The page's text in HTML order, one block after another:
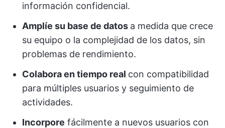
información confidencial.
Amplíe su base de datos a medida que crece
su equipo o la complejidad de los datos, sin
problemas de rendimiento.
Colabora en tiempo real con compatibilidad
para múltiples usuarios y seguimiento de
actividades.
Incorpore fácilmente a nuevos usuarios con